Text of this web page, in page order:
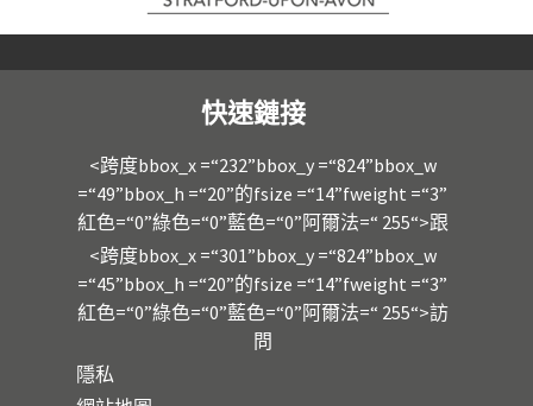
快速鏈接
<跨度bbox_x =“232”bbox_y =“824”bbox_w
=“49”bbox_h =“20”的fsize =“14”fweight =“3”
紅色=“0”綠色=“0”藍色=“0”阿爾法=“ 255“>跟
<跨度bbox_x =“301”bbox_y =“824”bbox_w
=“45”bbox_h =“20”的fsize =“14”fweight =“3”
紅色=“0”綠色=“0”藍色=“0”阿爾法=“ 255“>訪
問
隱私